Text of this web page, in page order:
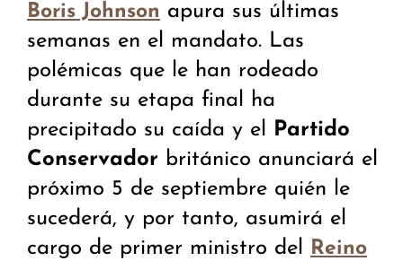
Boris Johnson apura sus últimas
semanas en el mandato. Las
polémicas que le han rodeado
durante su etapa final ha
precipitado su caída y el Partido
Conservador británico anunciará el
próximo 5 de septiembre quién le
sucederá, y por tanto, asumirá el
cargo de primer ministro del Reino